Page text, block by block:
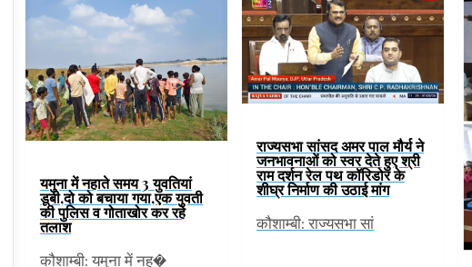
यमुना में नहाते समय 3 युवतियां
डूबी,दो को बचाया गया,एक युवती
की पुलिस व गोताखोर कर रहे
तलाश
कौशाम्बी: यमुना में नह�
राज्यसभा सांसद अमर पाल मौर्य ने
जनभावनाओं को स्वर देते हुए श्री
राम दर्शन रेल पथ कॉरिडोर के
शीघ्र निर्माण की उठाई मांग
कौशाम्बी: राज्यसभा सां